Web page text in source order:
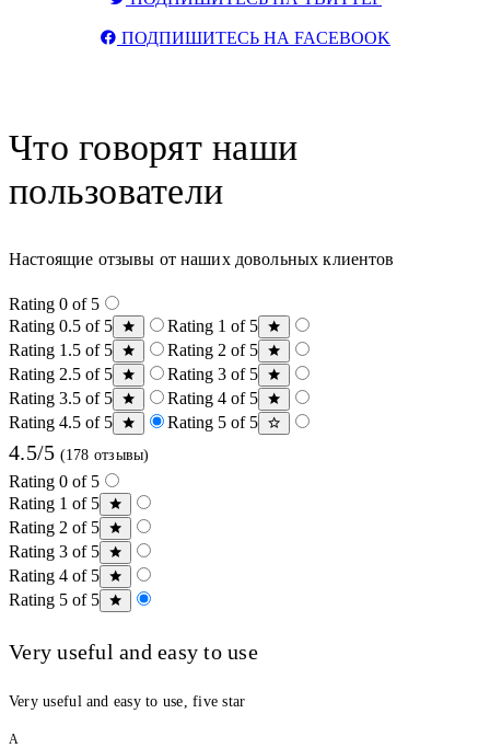
ПОДПИШИТЕСЬ НА FACEBOOK
Что говорят наши
пользователи
Настоящие отзывы от наших довольных клиентов
Rating 0 of 5
Rating 0.5 of 5
Rating 1 of 5
Rating 1.5 of 5
Rating 2 of 5
Rating 2.5 of 5
Rating 3 of 5
Rating 3.5 of 5
Rating 4 of 5
Rating 4.5 of 5
Rating 5 of 5
4.5/5 (178 отзывы)
Rating 0 of 5
Rating 1 of 5
Rating 2 of 5
Rating 3 of 5
Rating 4 of 5
Rating 5 of 5
Very useful and easy to use
Very useful and easy to use, five star
A